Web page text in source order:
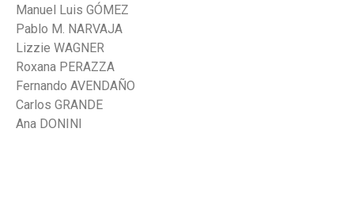
Manuel Luis GÓMEZ
Pablo M. NARVAJA
Lizzie WAGNER
Roxana PERAZZA
Fernando AVENDAÑO
Carlos GRANDE
Ana DONINI